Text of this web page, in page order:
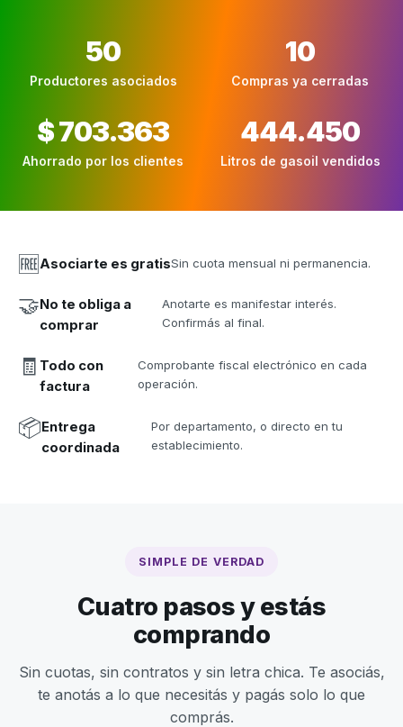
50
Productores asociados
10
Compras ya cerradas
$ 703.363
Ahorrado por los clientes
444.450
Litros de gasoil vendidos
🆓Asociarte es gratisSin cuota mensual ni permanencia.
🤝No te obliga a
comprar
Anotarte es manifestar interés.
Confirmás al final.
🧾 Todo con
factura
Comprobante fiscal electrónico en cada
operación.
📦Entrega
coordinada
Por departamento, o directo en tu
establecimiento.
SIMPLE DE VERDAD
Cuatro pasos y estás
comprando
Sin cuotas, sin contratos y sin letra chica. Te asociás,
te anotás a lo que necesitás y pagás solo lo que
comprás.